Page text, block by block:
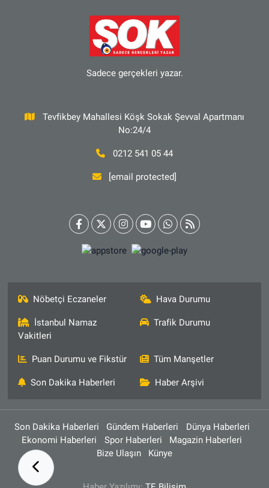
Sadece gerçekleri yazar.
Tevfikbey Mahallesi Köşk Sokak Şevval Apartmanı
No:24/4
0212 541 05 44
[email protected]
Nöbetçi Eczaneler Hava Durumu
İstanbul Namaz
Vakitleri
Trafik Durumu
Puan Durumu ve Fikstür Tüm Manşetler
Son Dakika Haberleri Haber Arşivi
Son Dakika Haberleri Gündem Haberleri
Dünya Haberleri
Ekonomi Haberleri
Spor Haberleri
Magazin Haberleri
Bize Ulaşın
Künye